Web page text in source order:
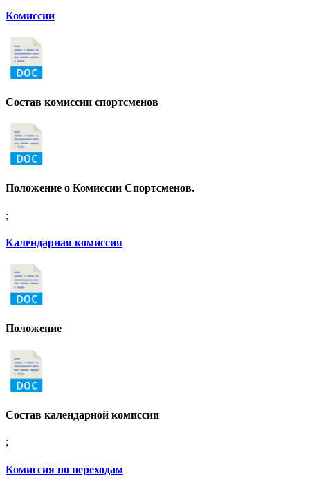
Комиссии
Состав комиссии спортсменов
Положение о Комиссии Спортсменов.
;
Календарная комиссия
Положение
Состав календарной комиссии
;
Комиссия по переходам